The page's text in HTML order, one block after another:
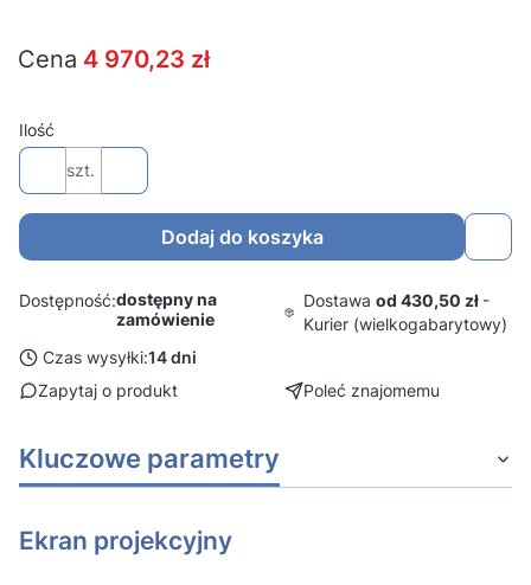
Cena 4 970,23 zł
Ilość
szt.
Dodaj do koszyka
Dostępność:dostępny na
zamówienie
Dostawaod 430,50 zł -
Kurier (wielkogabarytowy)
Czas wysyłki:14 dni
Zapytaj o produkt
Poleć znajomemu
Kluczowe parametry
Ekran projekcyjny